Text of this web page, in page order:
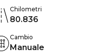
Chilometri
80.836
Cambio
Manuale